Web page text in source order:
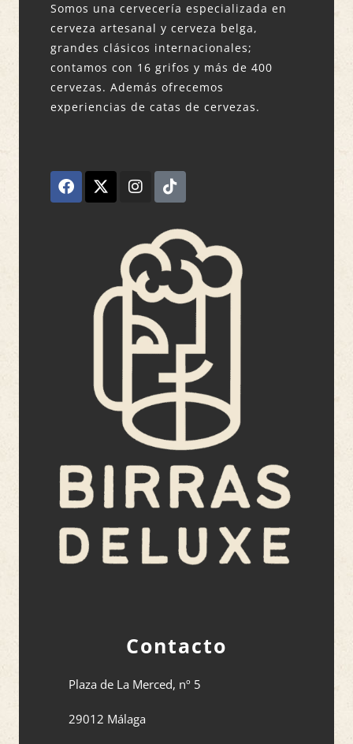
Somos una cervecería especializada en
cerveza artesanal y cerveza belga,
grandes clásicos internacionales;
contamos con 16 grifos y más de 400
cervezas. Además ofrecemos
experiencias de catas de cervezas.
Contacto
Plaza de La Merced, nº 5
29012 Málaga